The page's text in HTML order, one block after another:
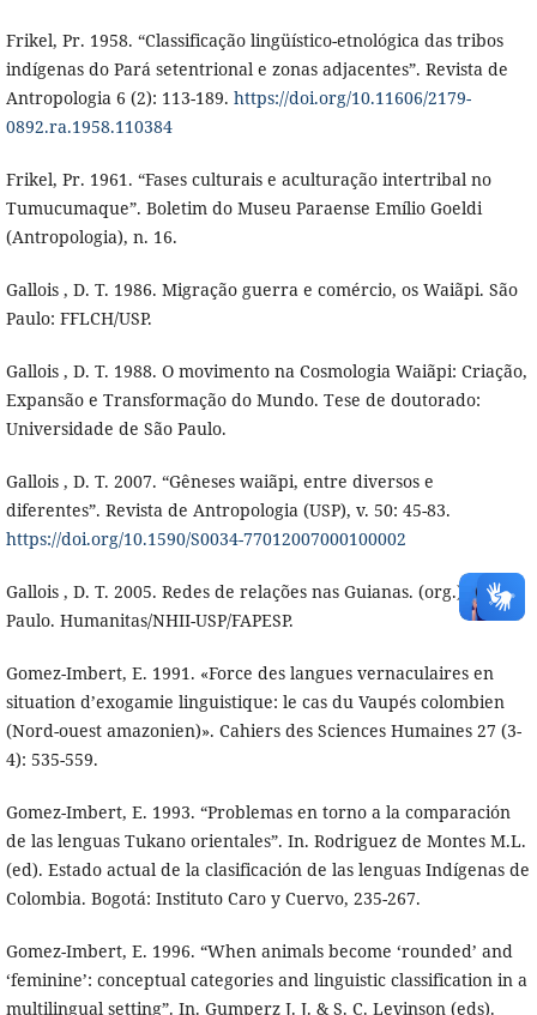
Frikel, Pr. 1958. “Classificação lingüístico-etnológica das tribos
indígenas do Pará setentrional e zonas adjacentes”. Revista de
Antropologia 6 (2): 113-189. https://doi.org/10.11606/2179-
0892.ra.1958.110384
Frikel, Pr. 1961. “Fases culturais e aculturação intertribal no
Tumucumaque”. Boletim do Museu Paraense Emílio Goeldi
(Antropologia), n. 16.
Gallois , D. T. 1986. Migração guerra e comércio, os Waiãpi. São
Paulo: FFLCH/USP.
Gallois , D. T. 1988. O movimento na Cosmologia Waiãpi: Criação,
Expansão e Transformação do Mundo. Tese de doutorado:
Universidade de São Paulo.
Gallois , D. T. 2007. “Gêneses waiãpi, entre diversos e
diferentes”. Revista de Antropologia (USP), v. 50: 45-83.
https://doi.org/10.1590/S0034-77012007000100002
Gallois , D. T. 2005. Redes de relações nas Guianas. (org.) São
Paulo. Humanitas/NHII-USP/FAPESP.
Gomez-Imbert, E. 1991. «Force des langues vernaculaires en
situation d’exogamie linguistique: le cas du Vaupés colombien
(Nord-ouest amazonien)». Cahiers des Sciences Humaines 27 (3-
4): 535-559.
Gomez-Imbert, E. 1993. “Problemas en torno a la comparación
de las lenguas Tukano orientales”. In. Rodriguez de Montes M.L.
(ed). Estado actual de la clasificación de las lenguas Indígenas de
Colombia. Bogotá: Instituto Caro y Cuervo, 235-267.
Gomez-Imbert, E. 1996. “When animals become ‘rounded’ and
‘feminine’: conceptual categories and linguistic classification in a
multilingual setting”. In. Gumperz J. J. & S. C. Levinson (eds).